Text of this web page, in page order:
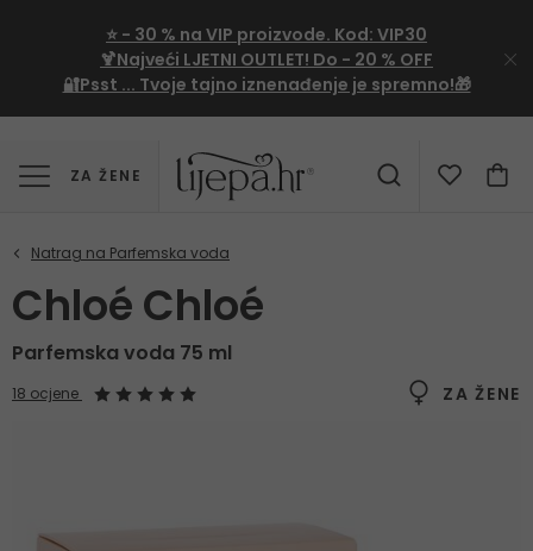
⭐ - 30 % na VIP proizvode. Kod: VIP30
🍹Najveći LJETNI OUTLET! Do - 20 % OFF
🔐Psst ... Tvoje tajno iznenađenje je spremno!🎁
ZA ŽENE
Chloé Chloé
Parfemska voda 75 ml
ZA ŽENE
18 ocjene